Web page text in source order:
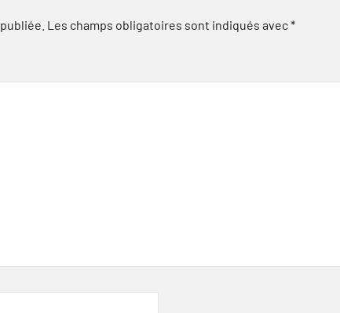
Les champs obligatoires sont indiqués avec*